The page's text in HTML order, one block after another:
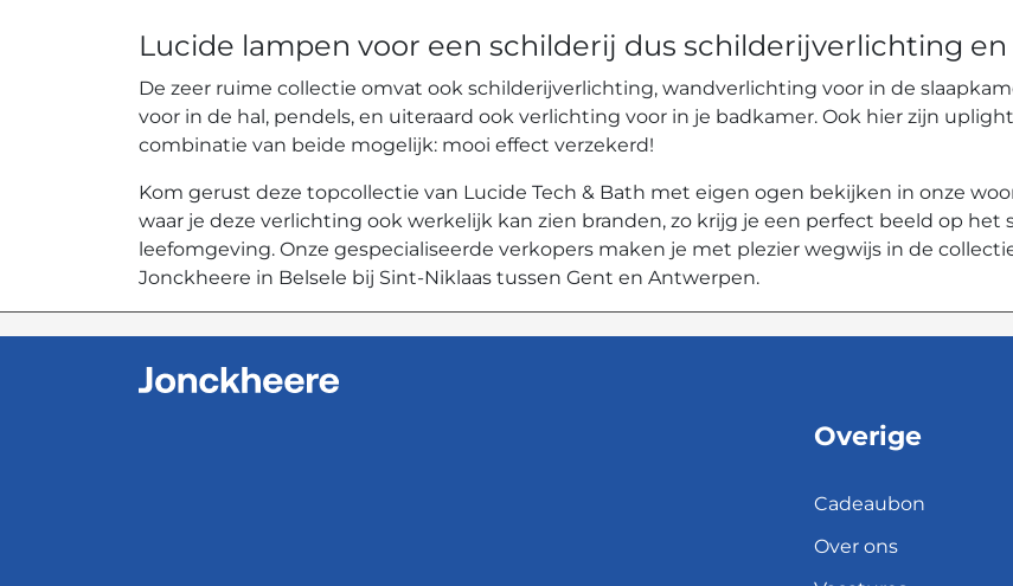
Lucide lampen voor een schilderij dus schilderijverlichting
De zeer ruime collectie omvat ook schilderijverlichting, wandverlichting voor in de
voor in de hal, pendels, en uiteraard ook verlichting voor in je badkamer. Ook hier zijn
combinatie van beide mogelijk: mooi effect verzekerd!
Kom gerust deze topcollectie van Lucide Tech & Bath met eigen ogen bekijken in onze
waar je deze verlichting ook werkelijk kan zien branden, zo krijg je een perfect beeld op
leefomgeving. Onze gespecialiseerde verkopers maken je met plezier wegwijs in de
Jonckheere in Belsele bij Sint-Niklaas tussen Gent en Antwerpen.
Overige
Cadeaubon
Over ons